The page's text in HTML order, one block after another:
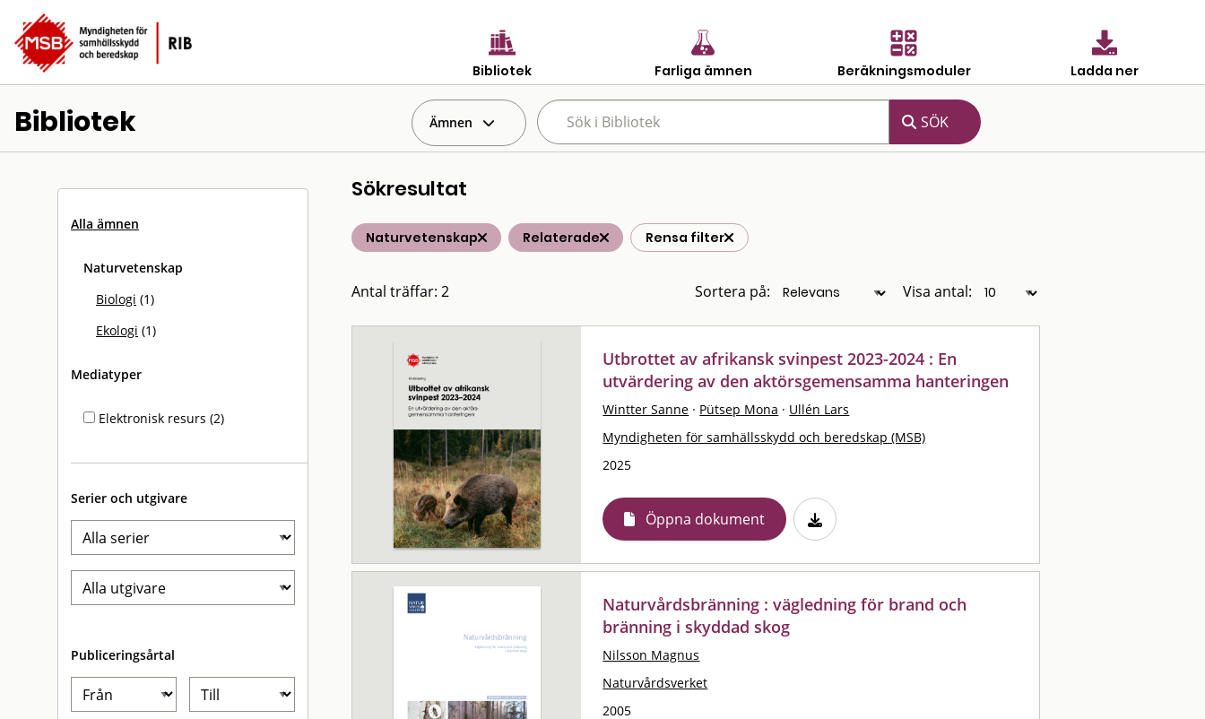
Bibliotek Farliga ämnen Beräkningsmoduler Ladda ner
Bibliotek Ämnen
Alla ämnen
Naturvetenskap
Biologi (1)
Ekologi (1)
Mediatyper
Elektronisk resurs (2)
Serier och utgivare
Publiceringsårtal
Sökresultat
Naturvetenskap Relaterade Rensa filter
Antal träffar: 2 Sortera på: Visa antal:
Utbrottet av afrikansk svinpest 2023-2024 : En
utvärdering av den aktörsgemensamma hanteringen
Wintter Sanne · Pütsep Mona · Ullén Lars
Myndigheten för samhällsskydd och beredskap (MSB)
2025
Öppna dokument
Naturvårdsbränning : vägledning för brand och
bränning i skyddad skog
Nilsson Magnus
Naturvårdsverket
2005